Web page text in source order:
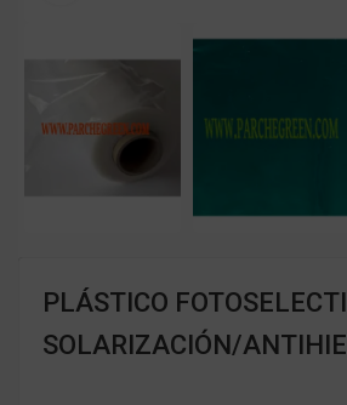
PLÁSTICO
SOLARIZACIÓN/